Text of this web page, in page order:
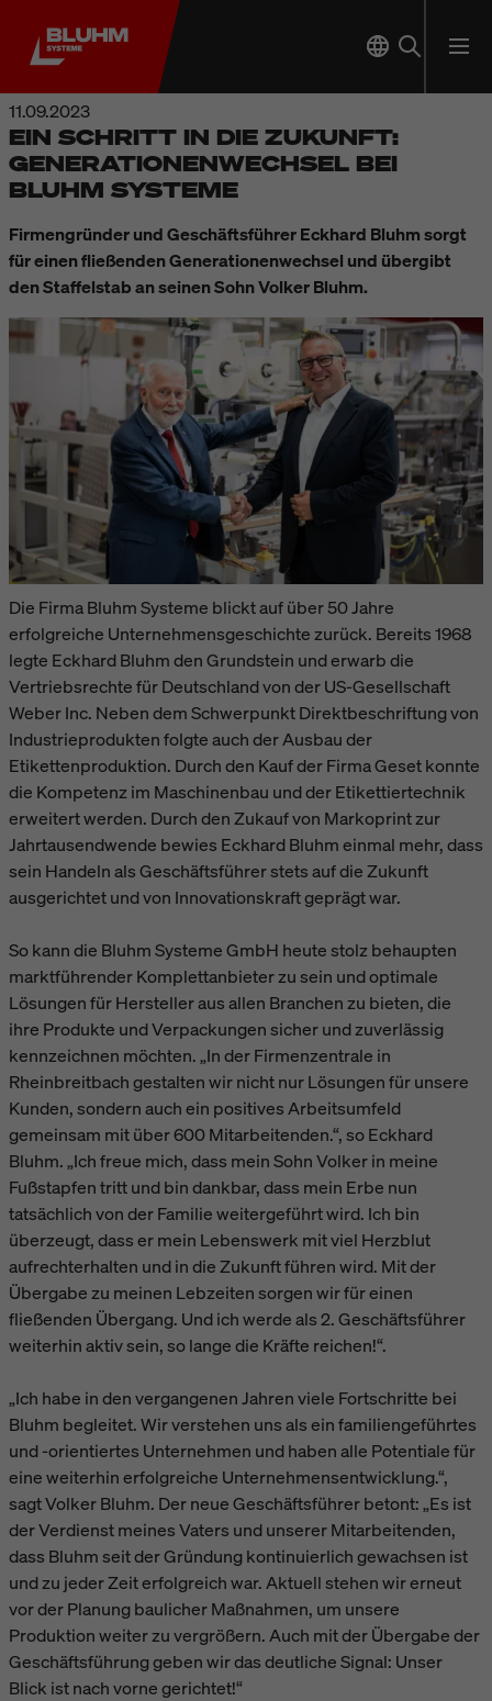
11.09.2023
EIN SCHRITT IN DIE ZUKUNFT:
GENERATIONENWECHSEL BEI
BLUHM SYSTEME
Firmengründer und Geschäftsführer Eckhard Bluhm sorgt
für einen fließenden Generationenwechsel und übergibt
den Staffelstab an seinen Sohn Volker Bluhm.
Die Firma Bluhm Systeme blickt auf über 50 Jahre
erfolgreiche Unternehmensgeschichte zurück. Bereits 1968
legte Eckhard Bluhm den Grundstein und erwarb die
Vertriebsrechte für Deutschland von der US-Gesellschaft
Weber Inc. Neben dem Schwerpunkt Direktbeschriftung von
Industrieprodukten folgte auch der Ausbau der
Etikettenproduktion. Durch den Kauf der Firma Geset konnte
die Kompetenz im Maschinenbau und der Etikettiertechnik
erweitert werden. Durch den Zukauf von Markoprint zur
Jahrtausendwende bewies Eckhard Bluhm einmal mehr, dass
sein Handeln als Geschäftsführer stets auf die Zukunft
ausgerichtet und von Innovationskraft geprägt war.
So kann die Bluhm Systeme GmbH heute stolz behaupten
marktführender Komplettanbieter zu sein und optimale
Lösungen für Hersteller aus allen Branchen zu bieten, die
ihre Produkte und Verpackungen sicher und zuverlässig
kennzeichnen möchten. „In der Firmenzentrale in
Rheinbreitbach gestalten wir nicht nur Lösungen für unsere
Kunden, sondern auch ein positives Arbeitsumfeld
gemeinsam mit über 600 Mitarbeitenden.“, so Eckhard
Bluhm. „Ich freue mich, dass mein Sohn Volker in meine
Fußstapfen tritt und bin dankbar, dass mein Erbe nun
tatsächlich von der Familie weitergeführt wird. Ich bin
überzeugt, dass er mein Lebenswerk mit viel Herzblut
aufrechterhalten und in die Zukunft führen wird. Mit der
Übergabe zu meinen Lebzeiten sorgen wir für einen
fließenden Übergang. Und ich werde als 2. Geschäftsführer
weiterhin aktiv sein, so lange die Kräfte reichen!“.
„Ich habe in den vergangenen Jahren viele Fortschritte bei
Bluhm begleitet. Wir verstehen uns als ein familiengeführtes
und -orientiertes Unternehmen und haben alle Potentiale für
eine weiterhin erfolgreiche Unternehmensentwicklung.“,
sagt Volker Bluhm. Der neue Geschäftsführer betont: „Es ist
der Verdienst meines Vaters und unserer Mitarbeitenden,
dass Bluhm seit der Gründung kontinuierlich gewachsen ist
und zu jeder Zeit erfolgreich war. Aktuell stehen wir erneut
vor der Planung baulicher Maßnahmen, um unsere
Produktion weiter zu vergrößern. Auch mit der Übergabe der
Geschäftsführung geben wir das deutliche Signal: Unser
Blick ist nach vorne gerichtet!“